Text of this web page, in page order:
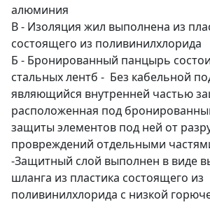
алюминия
В - Изоляция жил выполнена из
состоящего из поливинилхлорида
Б - Бронированный панцырь
стальных лентб - Без кабельной
являющийся внутренней частью
расположенная под
защиты элементов под ней от
провреждений отдельными
-Защитный слой выполнен в виде
шланга из пластика состоящего из
поливинилхлорида с низкой